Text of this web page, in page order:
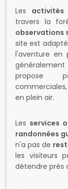
observations
site est
l'aventure en
propose
en plein air.
Les
n'a pas de
les visiteurs
détendre près
Aucune